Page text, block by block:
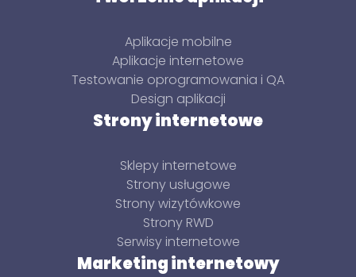
Aplikacje mobilne
Aplikacje internetowe
Testowanie oprogramowania i QA
Design aplikacji
Strony internetowe
Sklepy internetowe
Strony usługowe
Strony wizytówkowe
Strony RWD
Serwisy internetowe
Marketing internetowy